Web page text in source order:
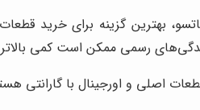
بهترین گزینه برای خرید
رسمی ممکن است کمی
اصلی و اورجینال با گارانتی